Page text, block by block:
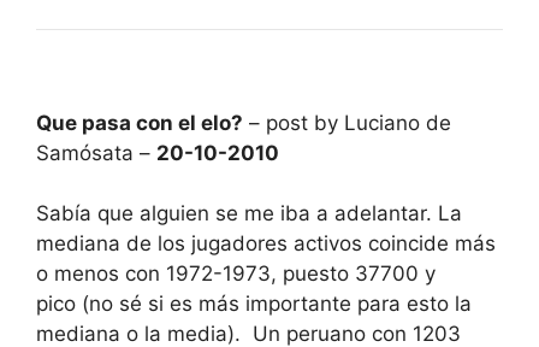
Que pasa con el elo? – post by Luciano de
Samósata – 20-10-2010
Sabía que alguien se me iba a adelantar. La
mediana de los jugadores activos coincide más
o menos con 1972-1973, puesto 37700 y
pico (no sé si es más importante para esto la
mediana o la media). Un peruano con 1203